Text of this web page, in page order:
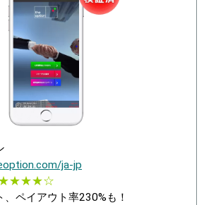
ja-jp
ペイアウト率230%も！